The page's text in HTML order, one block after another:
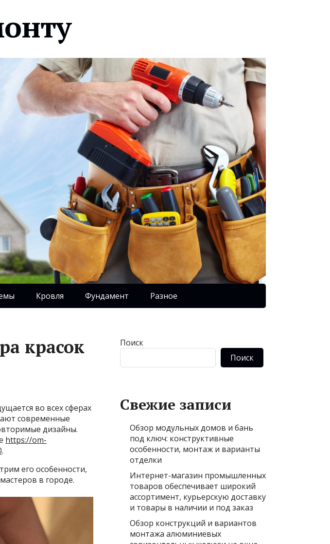
Кровля Фундамент Разное
красок
во всех сферах
современные
дизайны.
https://om-
.
его особенности,
в городе.
Поиск
Поиск
Свежие записи
Обзор модульных домов и бань
под ключ: конструктивные
особенности, монтаж и варианты
отделки
Интернет-магазин промышленных
товаров обеспечивает широкий
ассортимент, курьерскую доставку
и товары в наличии и под заказ
Обзор конструкций и вариантов
монтажа алюминиевых